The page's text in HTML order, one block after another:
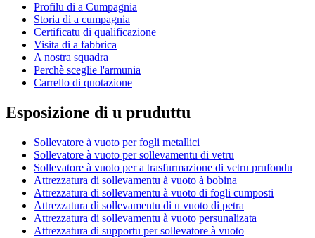
Profilu di a Cumpagnia
Storia di a cumpagnia
Certificatu di qualificazione
Visita di a fabbrica
A nostra squadra
Perchè sceglie l'armunia
Carrello di quotazione
Esposizione di u pruduttu
Sollevatore à vuoto per fogli metallici
Sollevatore à vuoto per sollevamentu di vetru
Sollevatore à vuoto per a trasfurmazione di vetru prufondu
Attrezzatura di sollevamentu à vuoto à bobina
Attrezzatura di sollevamentu à vuoto di fogli cumposti
Attrezzatura di sollevamentu di u vuoto di petra
Attrezzatura di sollevamentu à vuoto persunalizata
Attrezzatura di supportu per sollevatore à vuoto